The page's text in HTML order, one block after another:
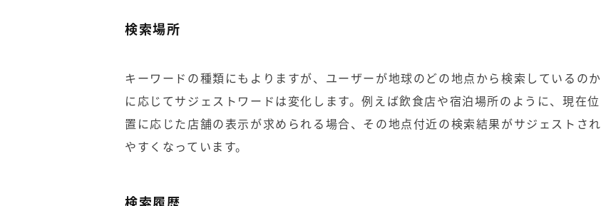
検索場所
キーワードの種類にもよりますが、ユーザーが地球のどの地点から検索しているのか
に応じてサジェストワードは変化します。例えば飲食店や宿泊場所のように、現在位
置に応じた店舗の表示が求められる場合、その地点付近の検索結果がサジェストされ
やすくなっています。
検索履歴